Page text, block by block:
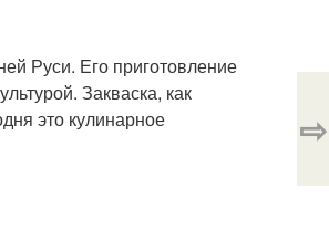
Руси. Его приготовление
Закваска, как
это кулинарное
⇨